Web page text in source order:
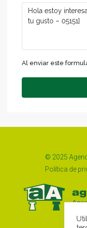
Al enviar este
© 2025
Política de